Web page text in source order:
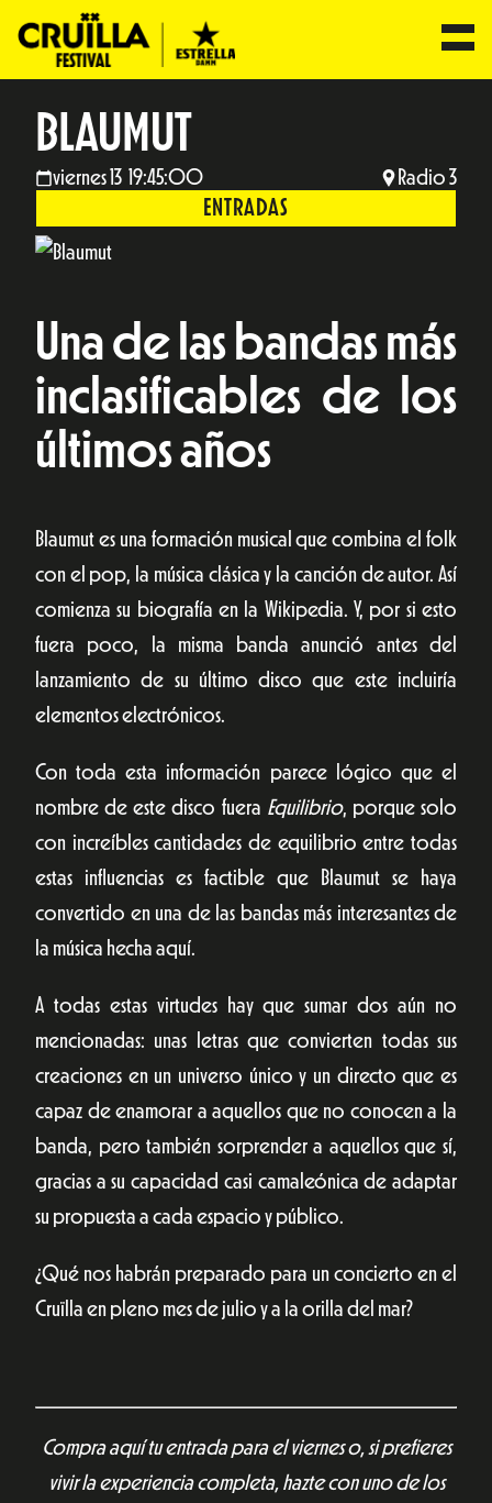
BLAUMUT
viernes 13 19:45:00 Radio 3
ENTRADAS
Una de las bandas más
inclasificables de los
últimos años
Blaumut es una formación musical que combina el folk
con el pop, la música clásica y la canción de autor. Así
comienza su biografía en la Wikipedia. Y, por si esto
fuera poco, la misma banda anunció antes del
lanzamiento de su último disco que este incluiría
elementos electrónicos.
Con toda esta información parece lógico que el
nombre de este disco fuera Equilibrio, porque solo
con increíbles cantidades de equilibrio entre todas
estas influencias es factible que Blaumut se haya
convertido en una de las bandas más interesantes de
la música hecha aquí.
A todas estas virtudes hay que sumar dos aún no
mencionadas: unas letras que convierten todas sus
creaciones en un universo único y un directo que es
capaz de enamorar a aquellos que no conocen a la
banda, pero también sorprender a aquellos que sí,
gracias a su capacidad casi camaleónica de adaptar
su propuesta a cada espacio y público.
¿Qué nos habrán preparado para un concierto en el
Cruïlla en pleno mes de julio y a la orilla del mar?
Compra aquí tu entrada para el viernes o, si prefieres
vivir la experiencia completa, hazte con uno de los